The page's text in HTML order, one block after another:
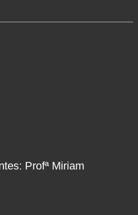
Profª Miriam